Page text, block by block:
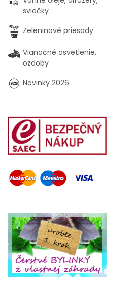
sviečky
Zeleninové priesady
Vianočné osvetlenie,
ozdoby
Novinky 2026